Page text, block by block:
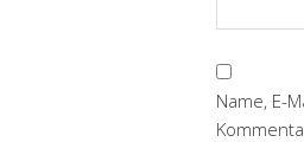
Name, E-